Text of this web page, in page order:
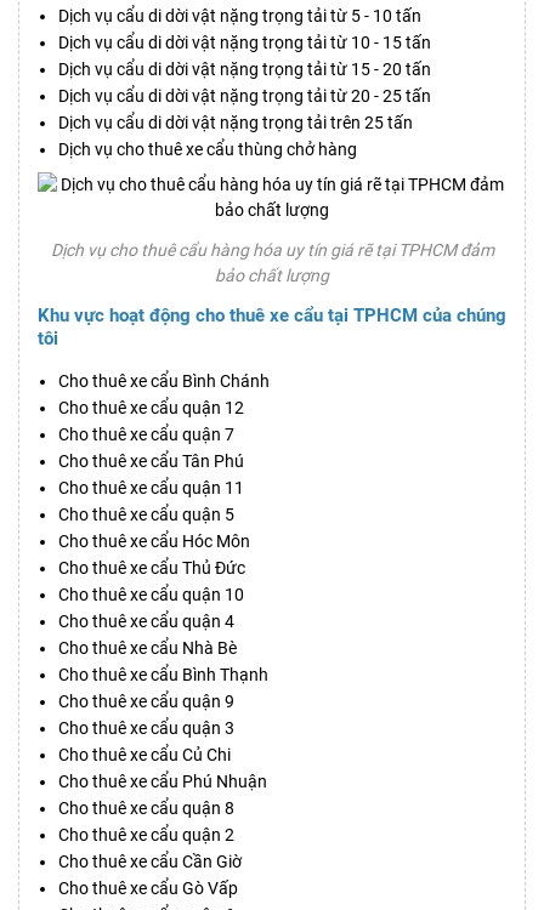
Dịch vụ cẩu di dời vật nặng trọng tải từ 5 - 10 tấn
Dịch vụ cẩu di dời vật nặng trọng tải từ 10 - 15 tấn
Dịch vụ cẩu di dời vật nặng trọng tải từ 15 - 20 tấn
Dịch vụ cẩu di dời vật nặng trọng tải từ 20 - 25 tấn
Dịch vụ cẩu di dời vật nặng trọng tải trên 25 tấn
Dịch vụ cho thuê xe cẩu thùng chở hàng
Dịch vụ cho thuê cẩu hàng hóa uy tín giá rẽ tại TPHCM đảm
bảo chất lượng
Khu vực hoạt động cho thuê xe cẩu tại TPHCM của chúng
tôi
Cho thuê xe cẩu Bình Chánh
Cho thuê xe cẩu quận 12
Cho thuê xe cẩu quận 7
Cho thuê xe cẩu Tân Phú
Cho thuê xe cẩu quận 11
Cho thuê xe cẩu quận 5
Cho thuê xe cẩu Hóc Môn
Cho thuê xe cẩu Thủ Đức
Cho thuê xe cẩu quận 10
Cho thuê xe cẩu quận 4
Cho thuê xe cẩu Nhà Bè
Cho thuê xe cẩu Bình Thạnh
Cho thuê xe cẩu quận 9
Cho thuê xe cẩu quận 3
Cho thuê xe cẩu Củ Chi
Cho thuê xe cẩu Phú Nhuận
Cho thuê xe cẩu quận 8
Cho thuê xe cẩu quận 2
Cho thuê xe cẩu Cần Giờ
Cho thuê xe cẩu Gò Vấp